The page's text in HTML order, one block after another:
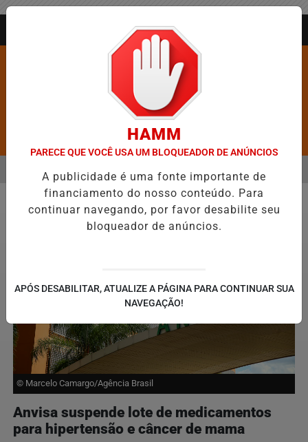
Pesquisar Notícia
É CONFIRMADA NO DIA DO EVANGÉLICO EM JEQUIÉ E REFORÇA
EM ALTA
MENU
Saúde
© Marcelo Camargo/Agência Brasil
Anvisa suspende lote de medicamentos
para hipertensão e câncer de mama
HAMM
PARECE QUE VOCÊ USA UM BLOQUEADOR DE ANÚNCIOS
A publicidade é uma fonte importante de
financiamento do nosso conteúdo. Para
continuar navegando, por favor desabilite seu
bloqueador de anúncios.
APÓS DESABILITAR, ATUALIZE A PÁGINA PARA CONTINUAR SUA
NAVEGAÇÃO!